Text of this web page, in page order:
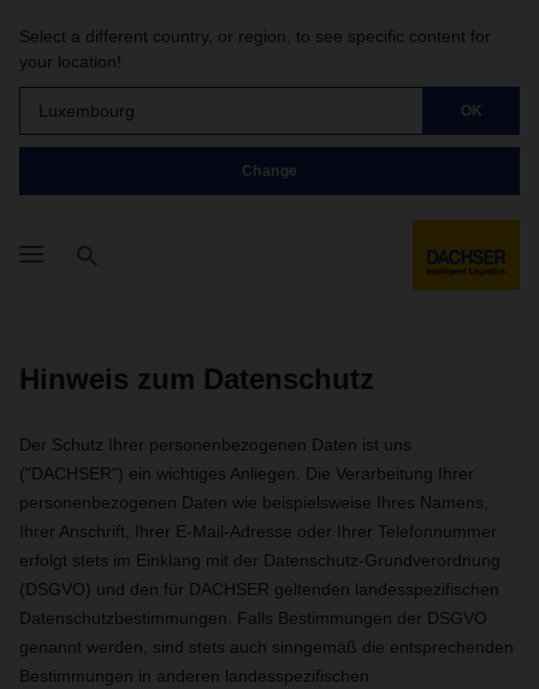
Select a different country, or region, to see specific content for
your location!
Luxembourg OK
Change
Hinweis zum Datenschutz
Der Schutz Ihrer personenbezogenen Daten ist uns
("DACHSER") ein wichtiges Anliegen. Die Verarbeitung Ihrer
personenbezogenen Daten wie beispielsweise Ihres Namens,
Ihrer Anschrift, Ihrer E-Mail-Adresse oder Ihrer Telefonnummer
erfolgt stets im Einklang mit der Datenschutz-Grundverordnung
(DSGVO) und den für DACHSER geltenden landesspezifischen
Datenschutzbestimmungen. Falls Bestimmungen der DSGVO
genannt werden, sind stets auch sinngemäß die entsprechenden
Bestimmungen in anderen landesspezifischen